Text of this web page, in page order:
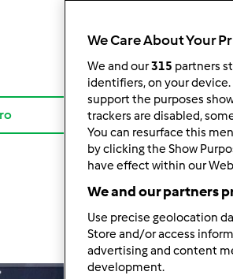
Resultados por
12
We Care About Your
We and our315 partners
identifiers, on your
support the purposes
trackers are disabled,
You can resurface this
by clicking the Show
have effect within our
We and our partners
Use precise geolocation
Store and/or access
advertising and content
development.